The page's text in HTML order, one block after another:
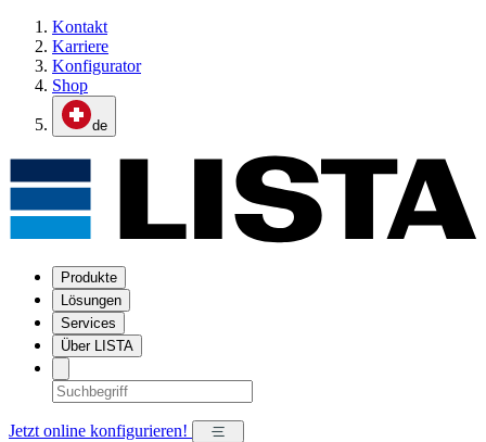
Kontakt
Karriere
Konfigurator
Shop
de
Produkte
Lösungen
Services
Über LISTA
Jetzt online konfigurieren!